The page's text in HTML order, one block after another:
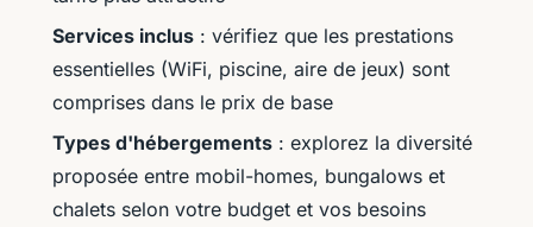
Services inclus : vérifiez que les prestations
essentielles (WiFi, piscine, aire de jeux) sont
comprises dans le prix de base
Types d'hébergements : explorez la diversité
proposée entre mobil-homes, bungalows et
chalets selon votre budget et vos besoins